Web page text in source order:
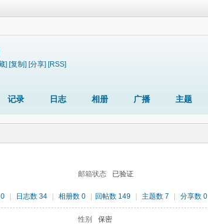
] [复制] [分享] [RSS]
记录 日志 相册 广播 主题
邮箱状态 已验证
日志数 34 相册数 0 回帖数 149 主题数 7 分享数 0
性别 保密